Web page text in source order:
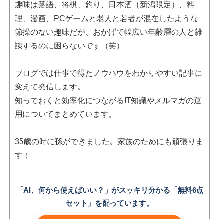
趣味は落語、将棋、釣り、日本酒（新潟限定）、料
理、漫画、PCゲームと老人と若者が混在したような
節操のない趣味だが、おかげで幅広い年齢層の人と雑
談するのに困らないです（笑）
ブログでは仕事で得たノウハウをわかりやすい記事に
変えて発信します。
知っておくと効率化につながるIT知識やメルマガの運
用についてまとめています。
35歳の時に孫ができました。家族のためにも頑張りま
す！
「AI、何から使えばいい？」がスッキリ分かる「無料6点
セット」を配っています。